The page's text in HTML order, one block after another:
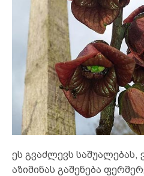
ეს გვაძლევს
აზიმინას გაშენება